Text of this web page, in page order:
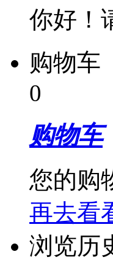
你好！
购物车
0
购物车
您的购
再去看
浏览历